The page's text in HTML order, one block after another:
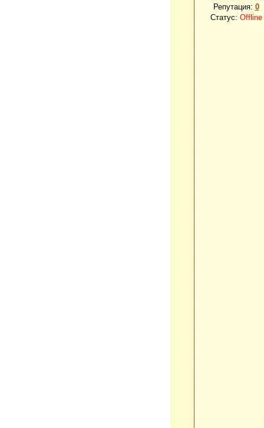
Репутация: 0
Статус: Offline